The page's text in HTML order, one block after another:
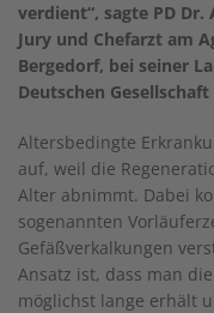
verdient“, sagte PD
Jury und Chefarzt am
Bergedorf, bei seiner
Deutschen
Altersbedingte
auf, weil die
Alter abnimmt. Dabei
sogenannten
Gefäßverkalkungen
Ansatz ist, dass man
möglichst lange erhält